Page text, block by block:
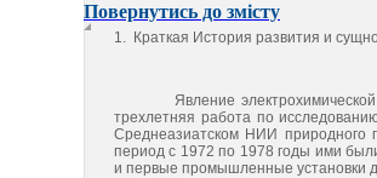
Повернутись до змісту
1. Краткая История развития и
Явление электрохимической
трехлетняя работа по
Среднеазиатском НИИ природного
период с 1972 по 1978 годы ими
и первые промышленные установки